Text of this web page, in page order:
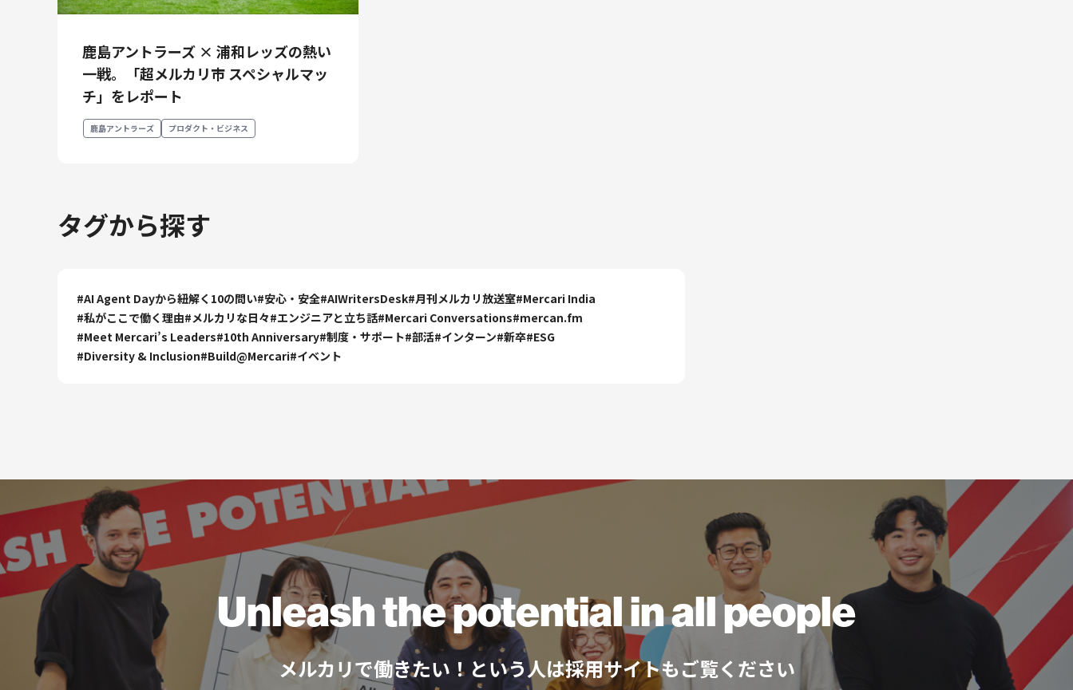
鹿島アントラーズ × 浦和レッズの熱い
一戦。「超メルカリ市 スペシャルマッ
チ」をレポート
鹿島アントラーズ プロダクト・ビジネス
タグから探す
#AI Agent Dayから紐解く10の問い#安心・安全#AIWritersDesk#月刊メルカリ放送室#Mercari India
#私がここで働く理由#メルカリな日々#エンジニアと立ち話#Mercari Conversations#mercan.fm
#Meet Mercari’s Leaders#10th Anniversary#制度・サポート#部活#インターン#新卒#ESG
#Diversity & Inclusion#Build@Mercari#イベント
Unleash thepotentialin all people
メルカリで働きたい！ という人は採用サイトもご覧ください